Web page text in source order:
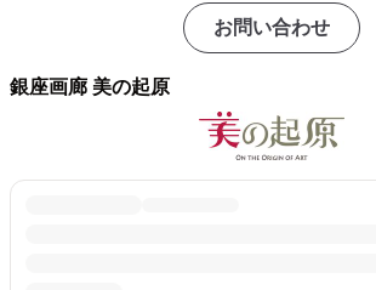
お問い合わせ
銀座画廊 美の起原